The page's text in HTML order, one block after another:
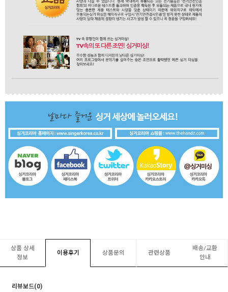
상품 상세
정보
이용후기 상품문의 관련상품
배송/교환
안내
리뷰보드(0)